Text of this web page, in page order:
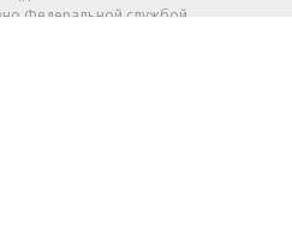
Федеральной службой